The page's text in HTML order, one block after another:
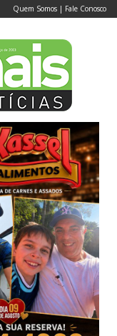
Quem Somos | Fale Conosco